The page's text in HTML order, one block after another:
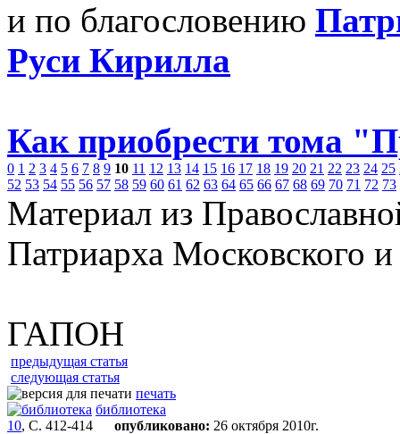
и по благословению
Руси Кирилла
Как приобрести тома
0 1 2 3 4 5 6 7 8 9 10 11 12 13 14 15 16 17 18 19 20 21 22 23 24 25
52 53 54 55 56 57 58 59 60 61 62 63 64 65 66 67 68 69 70 71 72 73
Материал из
Патриарха Московского
ГАПОН
предыдущая статья
следующая статья
печать
библиотека
10, С. 412-414 опубликовано: 26 октября 2010г.